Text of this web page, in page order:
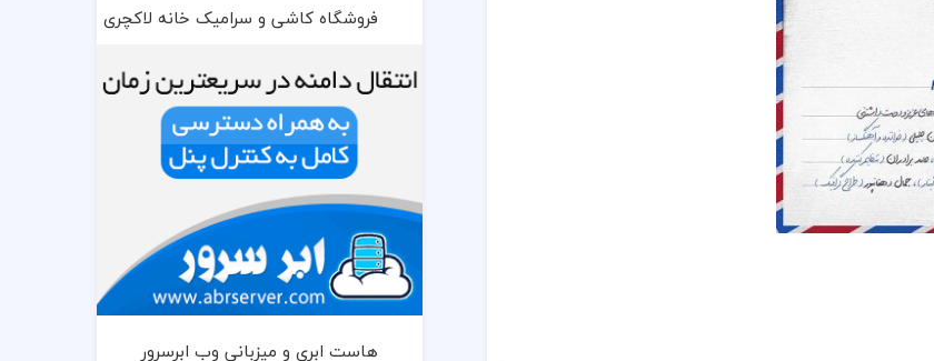
فروشگاه کاشی و سرامیک خانه لاکچری
هاست ابری و میزبانی وب ابرسرور